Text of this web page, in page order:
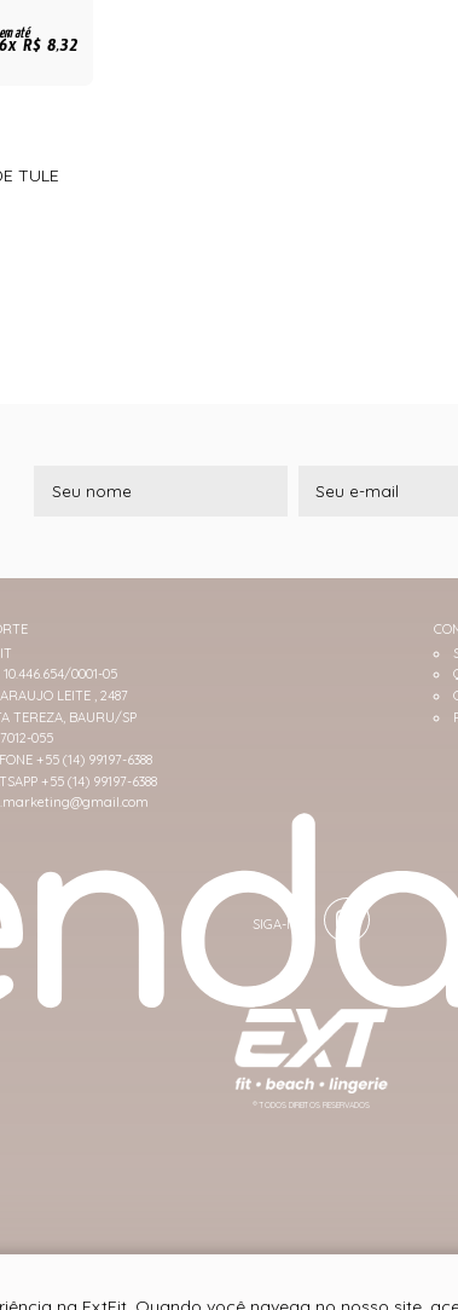
em até
6x R$ 8,32
TULE
10.446.654/0001-05
LEITE , 2487
TEREZA, BAURU/SP
055
+55 (14) 99197-6388
+55 (14) 99197-6388
® TODOS DIREITOS RESERVADOS